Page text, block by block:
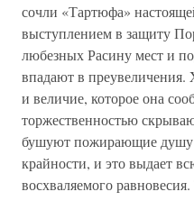
сочли «Тартюфа»
выступлением в защиту
любезных Расину мест и
впадают в преувеличения.
и величие, которое она
торжественностью
бушуют пожирающие душу
крайности, и это выдает
восхваляемого